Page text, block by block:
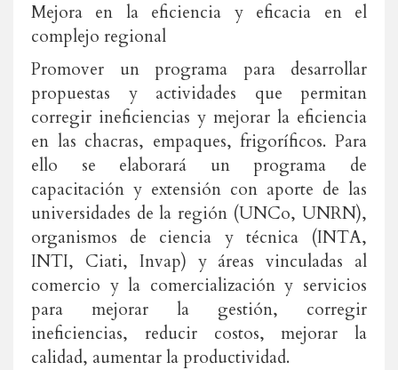
Mejora en la eficiencia y eficacia en el
complejo regional
Promover un programa para desarrollar
propuestas y actividades que permitan
corregir ineficiencias y mejorar la eficiencia
en las chacras, empaques, frigoríficos. Para
ello se elaborará un programa de
capacitación y extensión con aporte de las
universidades de la región (UNCo, UNRN),
organismos de ciencia y técnica (INTA,
INTI, Ciati, Invap) y áreas vinculadas al
comercio y la comercialización y servicios
para mejorar la gestión, corregir
ineficiencias, reducir costos, mejorar la
calidad, aumentar la productividad.